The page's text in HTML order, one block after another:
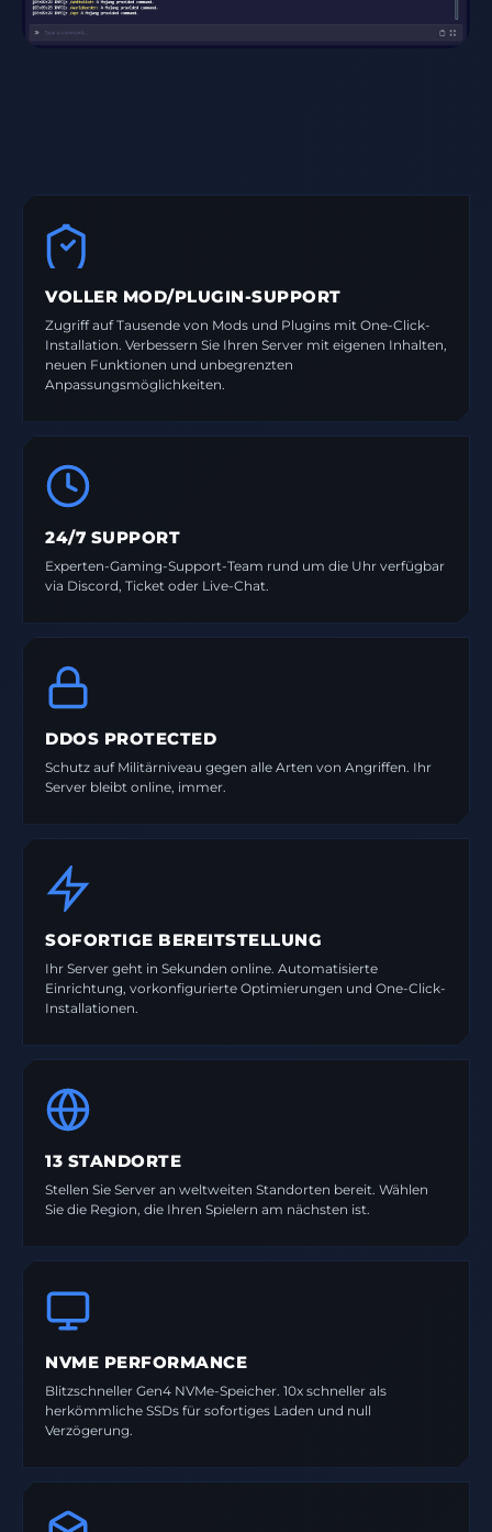
VOLLER MOD/PLUGIN-SUPPORT
Zugriff auf Tausende von Mods und Plugins mit One-Click-
Installation. Verbessern Sie Ihren Server mit eigenen Inhalten,
neuen Funktionen und unbegrenzten
Anpassungsmöglichkeiten.
24/7 SUPPORT
Experten-Gaming-Support-Team rund um die Uhr verfügbar
via Discord, Ticket oder Live-Chat.
DDOS PROTECTED
Schutz auf Militärniveau gegen alle Arten von Angriffen. Ihr
Server bleibt online, immer.
SOFORTIGE BEREITSTELLUNG
Ihr Server geht in Sekunden online. Automatisierte
Einrichtung, vorkonfigurierte Optimierungen und One-Click-
Installationen.
13 STANDORTE
Stellen Sie Server an weltweiten Standorten bereit. Wählen
Sie die Region, die Ihren Spielern am nächsten ist.
NVME PERFORMANCE
Blitzschneller Gen4 NVMe-Speicher. 10x schneller als
herkömmliche SSDs für sofortiges Laden und null
Verzögerung.